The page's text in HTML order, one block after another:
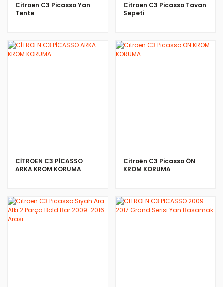
Citroen C3 Picasso Yan
Tente
Citroen C3 Picasso Tavan
Sepeti
CİTROEN C3 PİCASSO
ARKA KROM KORUMA
Citroën C3 Picasso ÖN
KROM KORUMA